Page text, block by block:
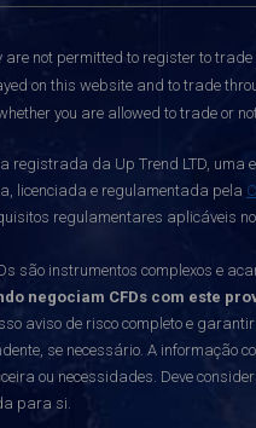
are not permitted to register to
on this website and to trade
you are allowed to trade or
registrada da Up Trend LTD, uma
licenciada e regulamentada pela
regulamentares aplicáveis
são instrumentos complexos e
negociam CFDs com este
aviso de risco completo e
se necessário. A informação
ou necessidades. Deve
para si.